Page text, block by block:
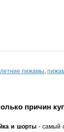
летние пижамы,
причин
и шорты- самый